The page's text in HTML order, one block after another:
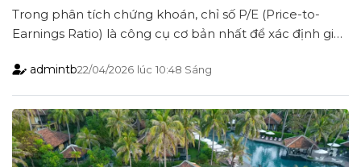
Trong phân tích chứng khoán, chỉ số P/E (Price-to-
Earnings Ratio) là công cụ cơ bản nhất để xác định giá
giữa thị giá và lợi nhuận, giúp nhà đầu tư nhận diện cổ
phiếu đang được định giá đắt hay rẻ so [...]
admintb22/04/2026 lúc 10:48 Sáng